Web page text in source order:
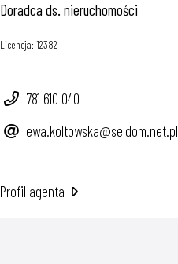
Doradca ds. nieruchomości
Licencja: 12382
781 610 040
ewa.koltowska@seldom.net.pl
Profil agenta